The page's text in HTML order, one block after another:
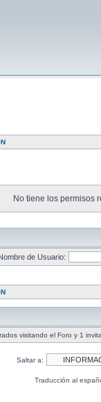
No tiene los permisos
de Usuario:
visitando el Foro y 1
Saltar a:
Traducción al